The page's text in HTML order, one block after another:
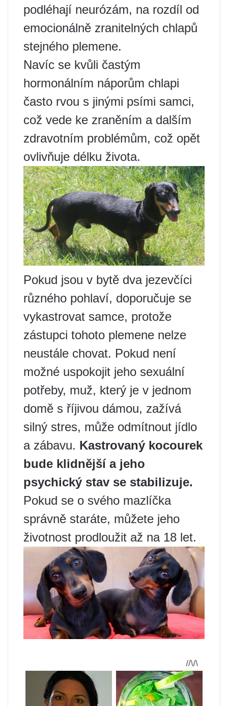
podléhají neurózám, na rozdíl od
emocionálně zranitelných chlapů
stejného plemene.
Navíc se kvůli častým
hormonálním náporům chlapi
často rvou s jinými psími samci,
což vede ke zraněním a dalším
zdravotním problémům, což opět
ovlivňuje délku života.
Pokud jsou v bytě dva jezevčíci
různého pohlaví, doporučuje se
vykastrovat samce, protože
zástupci tohoto plemene nelze
neustále chovat. Pokud není
možné uspokojit jeho sexuální
potřeby, muž, který je v jednom
domě s říjivou dámou, zažívá
silný stres, může odmítnout jídlo
a zábavu. Kastrovaný kocourek
bude klidnější a jeho
psychický stav se stabilizuje.
Pokud se o svého mazlíčka
správně staráte, můžete jeho
životnost prodloužit až na 18 let.